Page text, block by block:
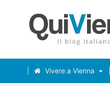
Vivere a Vienna